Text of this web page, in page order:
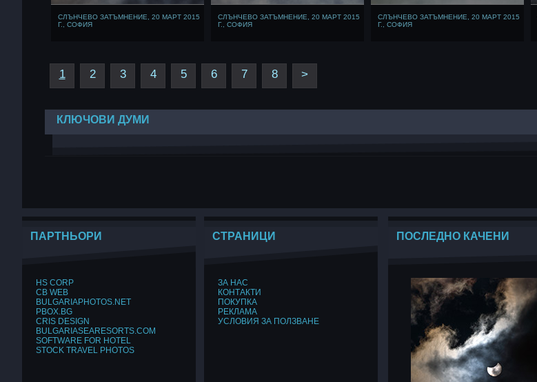
СЛЪНЧЕВО ЗАТЪМНЕНИЕ, 20 МАРТ 2015
Г., СОФИЯ
СЛЪНЧЕВО ЗАТЪМНЕНИЕ, 20 МАРТ 2015
Г., СОФИЯ
СЛЪНЧЕВО ЗАТЪМНЕНИЕ, 20 МАРТ 2015
Г., СОФИЯ
1 2 3 4 5 6 7 8 >
КЛЮЧОВИ ДУМИ
ПАРТНЬОРИ
HS CORP
CB WEB
BULGARIAPHOTOS.NET
PBOX.BG
CRIS DESIGN
BULGARIASEARESORTS.COM
SOFTWARE FOR HOTEL
STOCK TRAVEL PHOTOS
СТРАНИЦИ
ЗА НАС
КОНТАКТИ
ПОКУПКА
РЕКЛАМА
УСЛОВИЯ ЗА ПОЛЗВАНЕ
ПОСЛЕДНО КАЧЕНИ